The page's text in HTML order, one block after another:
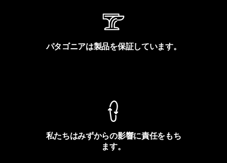
パタゴニアは製品を保証しています。
私たちはみずからの影響に責任をもち
ます。